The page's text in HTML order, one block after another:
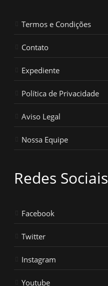
Termos e Condições
Contato
Expediente
Política de Privacidade
Aviso Legal
Nossa Equipe
Redes Sociais
Facebook
Twitter
Instagram
Youtube